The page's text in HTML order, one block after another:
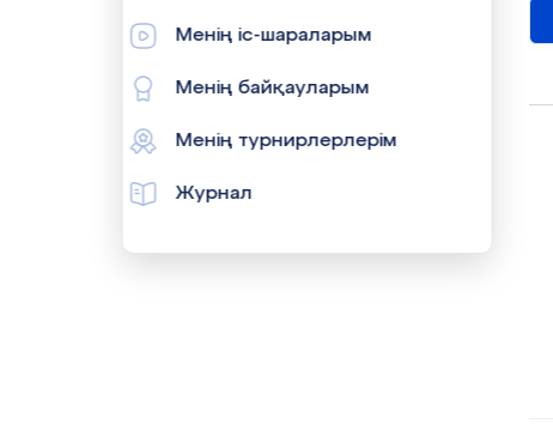
Менің іс-шараларым
Менің байқауларым
Менің турнирлерлерім
Журнал